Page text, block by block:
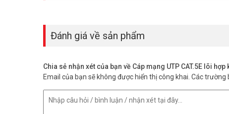
Đánh giá về sản phẩm
Chia sẻ nhận xét của bạn về Cáp mạng UTP CAT.5E lõi
Email của bạn sẽ không được hiển thị công khai. Các trường